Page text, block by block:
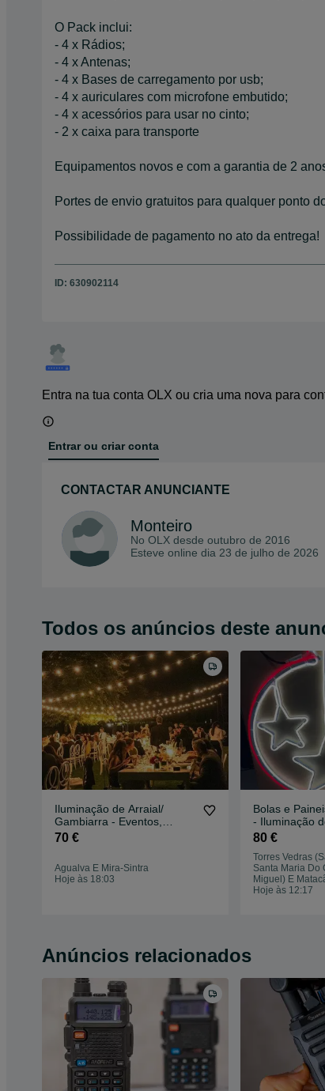
O Pack inclui:
- 4 x Rádios;
- 4 x Antenas;
- 4 x Bases de carregamento por usb;
- 4 x auriculares com microfone embutido;
- 4 x acessórios para usar no cinto;
- 2 x caixa para transporte
Equipamentos novos e com a garantia de 2
Portes de envio gratuitos para qualquer ponto
Possibilidade de pagamento no ato da entrega!
ID: 630902114
Entra na tua conta OLX ou cria uma nova para
Entrar ou criar conta
CONTACTAR ANUNCIANTE
Monteiro
No OLX desde outubro de 2016
Esteve online dia 23 de julho de 2026
Todos os anúncios deste
Iluminação de Arraial/
Gambiarra - Eventos,
Restaurantes, Jardins ...
70 €
Agualva E Mira-Sintra
Hoje às 18:03
Bolas e
- Iluminação
80 €
Torres Vedras
Santa Maria Do
Miguel) E
Hoje às 12:17
Anúncios relacionados